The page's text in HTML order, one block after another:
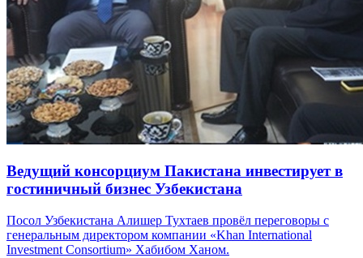
Ведущий консорциум Пакистана инвестирует в
гостиничный бизнес Узбекистана
Посол Узбекистана Алишер Тухтаев провёл переговоры с
генеральным директором компании «Khan International
Investment Consortium» Хабибом Ханом.